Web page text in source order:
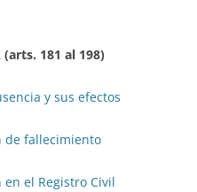
(arts. 181 al 198)
y sus efectos
de fallecimiento
el Registro Civil